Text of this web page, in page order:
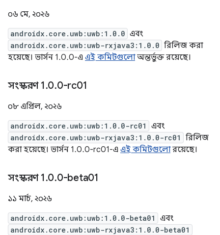
০৬ মে, ২০২৬
androidx.core.uwb:uwb:1.0.0 এবং
androidx.core.uwb:uwb-rxjava3:1.0.0 রিলিজ করা
হয়েছে। ভার্সন 1.0.0-এ এই কমিটগুলোঅন্তর্ভুক্ত রয়েছে।
সংস্করণ 1.0.0-rc01
০৮ এপ্রিল, ২০২৬
androidx.core.uwb:uwb:1.0.0-rc01 এবং
androidx.core.uwb:uwb-rxjava3:1.0.0-rc01
রিলিজ
করা হয়েছে। ভার্সন 1.0.0-rc01-এ এই কমিটগুলোরয়েছে।
সংস্করণ 1.0.0-beta01
১১ মার্চ, ২০২৬
androidx.core.uwb:uwb:1.0.0-beta01 এবং
androidx.core.uwb:uwb-rxjava3:1.0.0-beta01